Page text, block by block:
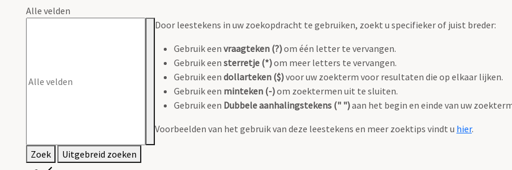
Alle velden
Door leestekens in uw zoekopdracht te gebruiken, zoekt u specifieker of juist breder:
Gebruik een vraagteken (?)om één letter te vervangen.
Gebruik een sterretje (*)om meer letters te vervangen.
Gebruik een dollarteken ($)voor uw zoekterm voor resultaten die op elkaar lijken.
Gebruik een minteken (-)om zoektermen uit te sluiten.
Gebruik een Dubbele aanhalingstekens (" ")aan het begin en einde van uw
Voorbeelden van het gebruik van deze leestekens en meer zoektips vindt u hier.
Zoek Uitgebreid zoeken